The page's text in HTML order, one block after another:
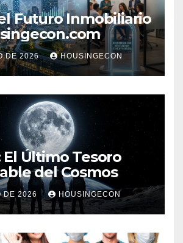
Futuro Inmobiliario
DE 2026 HOUSINGECON
El Último Tesoro
del Cosmos
DE 2026 HOUSINGECON